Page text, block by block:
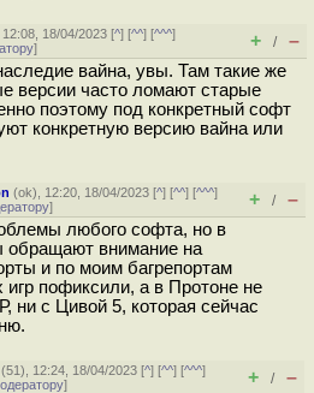
12:08, 18/04/2023 [^] [^^] [^^^]
] + / –
вайна, увы. Там такие же
версии часто ломают старые
поэтому под конкретный софт
конкретную версию вайна или
(ok), 12:20, 18/04/2023 [^] [^^] [^^^]
] + / –
любого софта, но в
обращают внимание на
и по моим багрепортам
игр пофиксили, а в Протоне не
ни с Цивой 5, которая сейчас
(51), 12:24, 18/04/2023 [^] [^^] [^^^]
] + / –